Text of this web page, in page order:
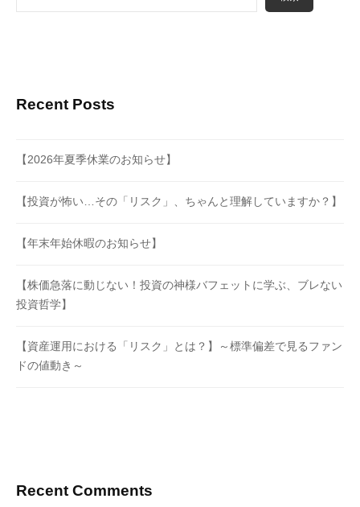
Recent Posts
【2026年夏季休業のお知らせ】
【投資が怖い…その「リスク」、ちゃんと理解していますか？】
【年末年始休暇のお知らせ】
【株価急落に動じない！投資の神様バフェットに学ぶ、ブレない
投資哲学】
【資産運用における「リスク」とは？】～標準偏差で見るファン
ドの値動き～
Recent Comments